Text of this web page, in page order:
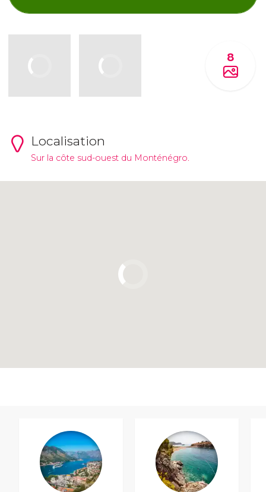
8
Localisation
Sur la côte sud-ouest du Monténégro.